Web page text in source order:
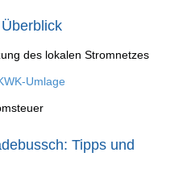
des lokalen Stromnetzes
Umlage
Tipps und